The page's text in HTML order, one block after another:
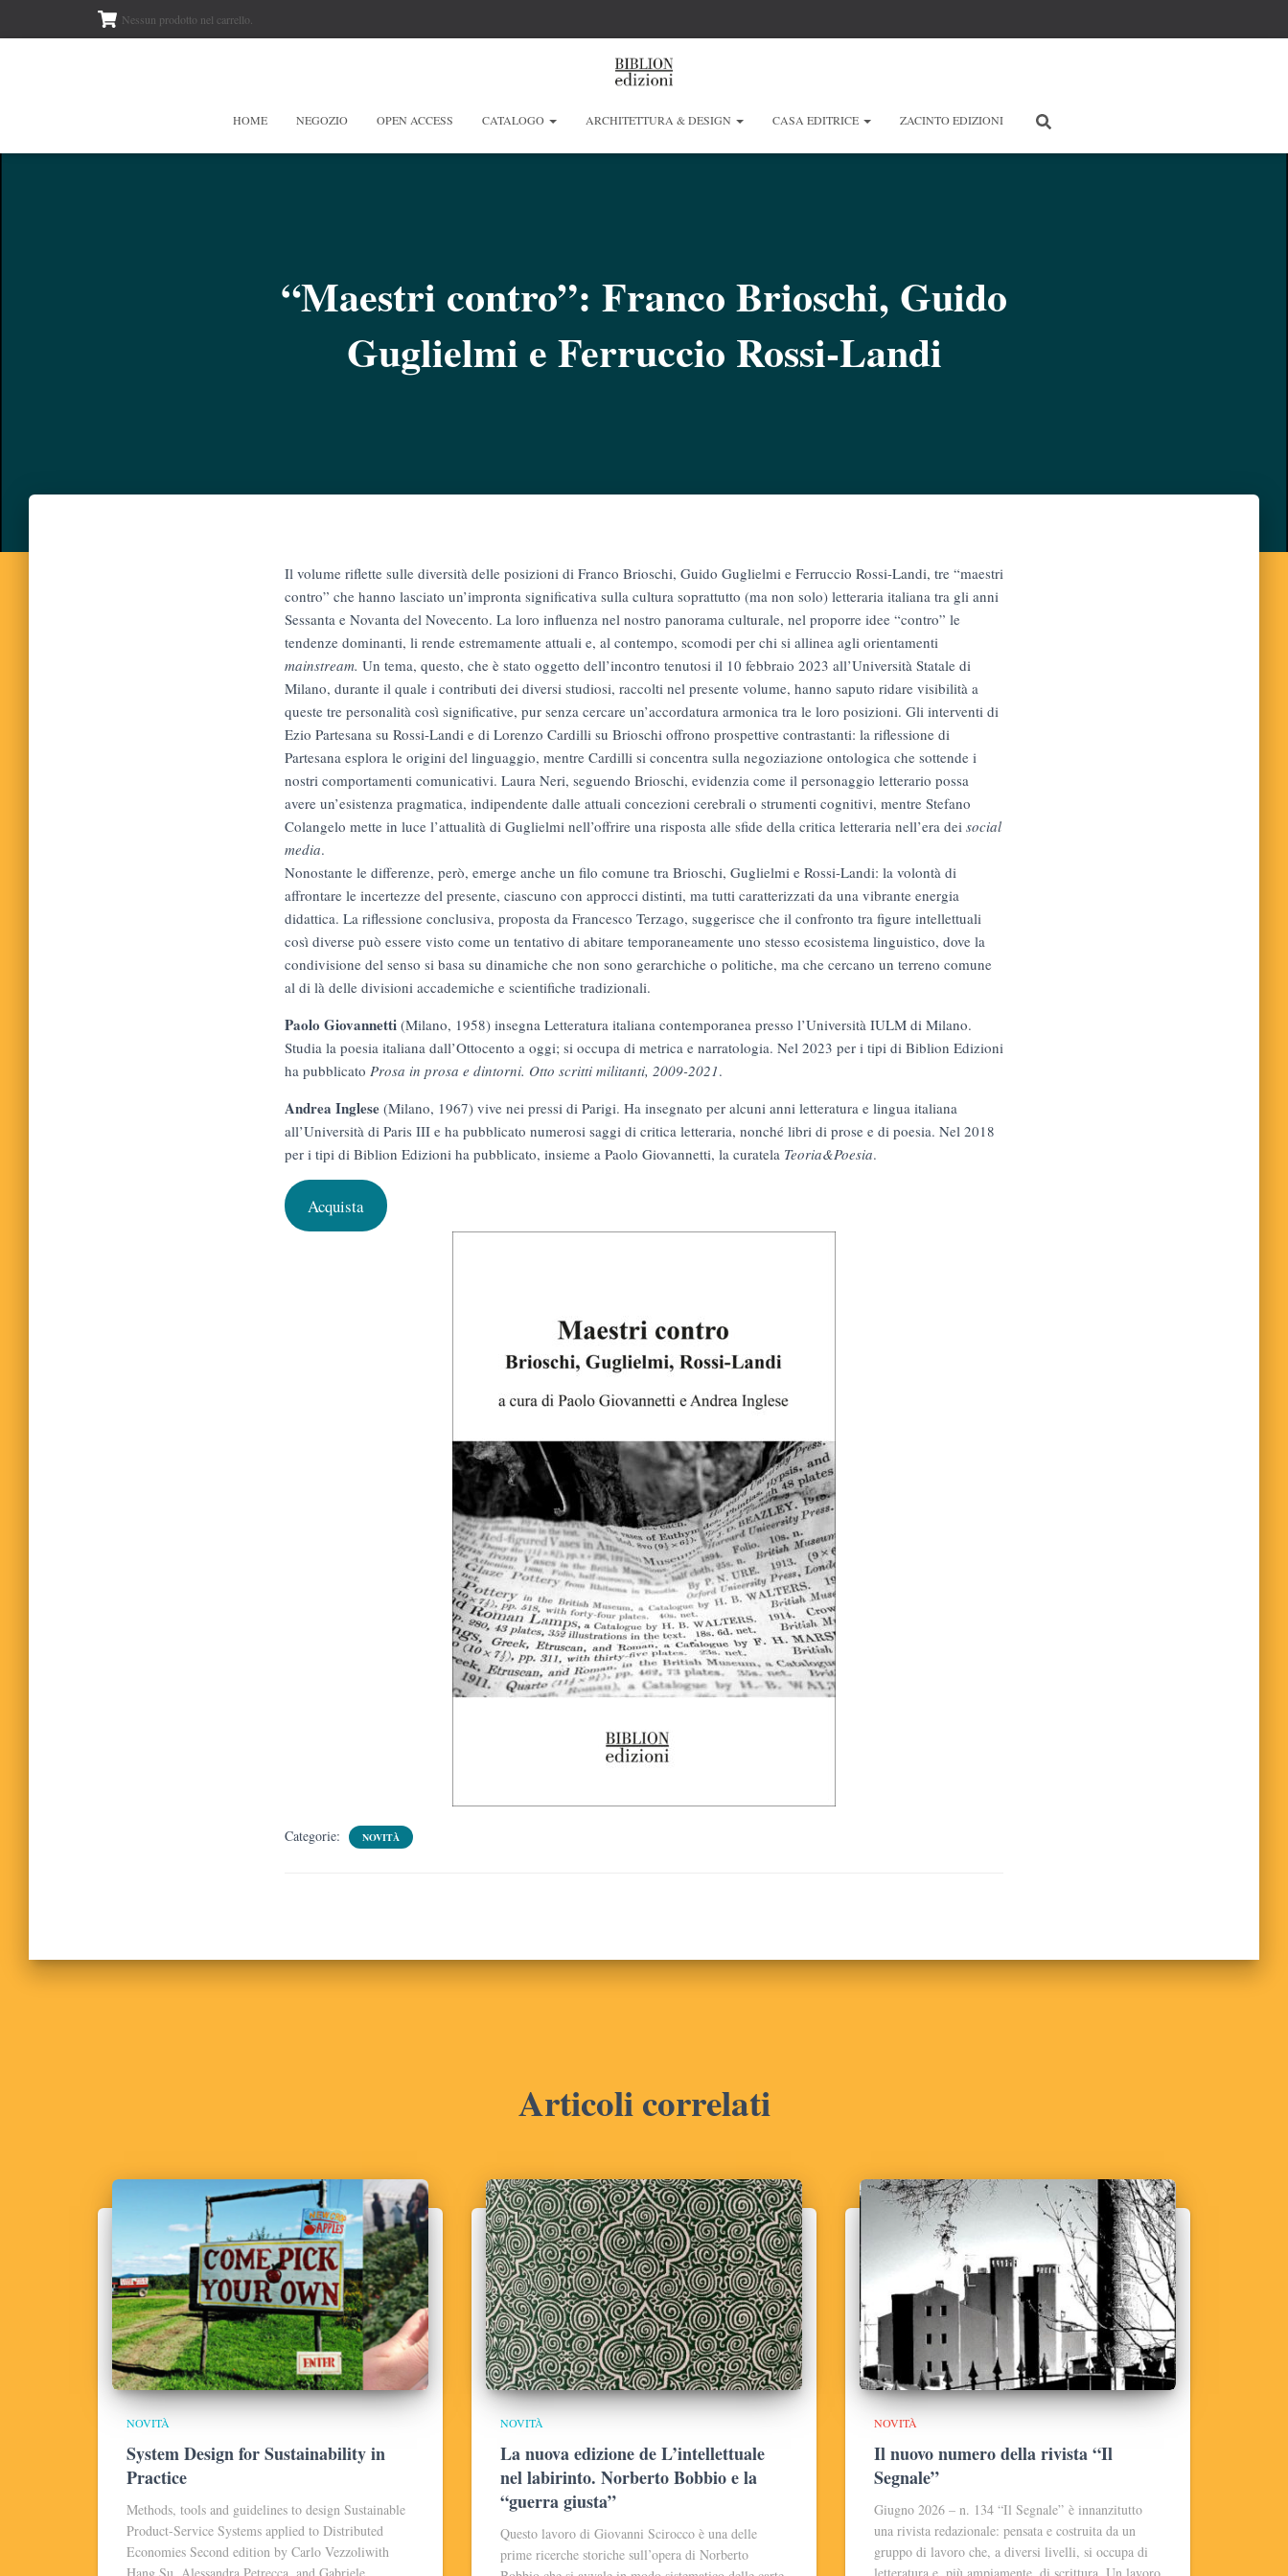
Nessun prodotto nel carrello.
HOME NEGOZIO OPEN ACCESS CATALOGO ARCHITETTURA & DESIGN CASA EDITRICE ZACINTO EDIZIONI
“Maestri contro”: Franco Brioschi, Guido
Guglielmi e Ferruccio Rossi-Landi
Il volume riflette sulle diversità delle posizioni di Franco Brioschi, Guido Guglielmi e Ferruccio Rossi-Landi, tre “maestri
contro” che hanno lasciato un’impronta significativa sulla cultura soprattutto (ma non solo) letteraria italiana tra gli anni
Sessanta e Novanta del Novecento. La loro influenza nel nostro panorama culturale, nel proporre idee “contro” le
tendenze dominanti, li rende estremamente attuali e, al contempo, scomodi per chi si allinea agli orientamenti
mainstream. Un tema, questo, che è stato oggetto dell’incontro tenutosi il 10 febbraio 2023 all’Università Statale di
Milano, durante il quale i contributi dei diversi studiosi, raccolti nel presente volume, hanno saputo ridare visibilità a
queste tre personalità così significative, pur senza cercare un’accordatura armonica tra le loro posizioni. Gli interventi di
Ezio Partesana su Rossi-Landi e di Lorenzo Cardilli su Brioschi offrono prospettive contrastanti: la riflessione di
Partesana esplora le origini del linguaggio, mentre Cardilli si concentra sulla negoziazione ontologica che sottende i
nostri comportamenti comunicativi. Laura Neri, seguendo Brioschi, evidenzia come il personaggio letterario possa
avere un’esistenza pragmatica, indipendente dalle attuali concezioni cerebrali o strumenti cognitivi, mentre Stefano
Colangelo mette in luce l’attualità di Guglielmi nell’offrire una risposta alle sfide della critica letteraria nell’era dei social
media.
Nonostante le differenze, però, emerge anche un filo comune tra Brioschi, Guglielmi e Rossi-Landi: la volontà di
affrontare le incertezze del presente, ciascuno con approcci distinti, ma tutti caratterizzati da una vibrante energia
didattica. La riflessione conclusiva, proposta da Francesco Terzago, suggerisce che il confronto tra figure intellettuali
così diverse può essere visto come un tentativo di abitare temporaneamente uno stesso ecosistema linguistico, dove la
condivisione del senso si basa su dinamiche che non sono gerarchiche o politiche, ma che cercano un terreno comune
al di là delle divisioni accademiche e scientifiche tradizionali.
Paolo Giovannetti (Milano, 1958) insegna Letteratura italiana contemporanea presso l’Università IULM di Milano.
Studia la poesia italiana dall’Ottocento a oggi; si occupa di metrica e narratologia. Nel 2023 per i tipi di Biblion Edizioni
ha pubblicato Prosa in prosa e dintorni. Otto scritti militanti, 2009-2021.
Andrea Inglese (Milano, 1967) vive nei pressi di Parigi. Ha insegnato per alcuni anni letteratura e lingua italiana
all’Università di Paris III e ha pubblicato numerosi saggi di critica letteraria, nonché libri di prose e di poesia. Nel 2018
per i tipi di Biblion Edizioni ha pubblicato, insieme a Paolo Giovannetti, la curatela Teoria&Poesia.
Acquista
Categorie: NOVITÀ
Articoli correlati
NOVITÀ
System Design for Sustainability in
Practice
Methods, tools and guidelines to design Sustainable
Product-Service Systems applied to Distributed
Economies Second edition by Carlo Vezzoliwith
NOVITÀ
La nuova edizione de L’intellettuale
nel labirinto. Norberto Bobbio e la
“guerra giusta”
Questo lavoro di Giovanni Scirocco è una delle
prime ricerche storiche sull’opera di Norberto
NOVITÀ
Il nuovo numero della rivista “Il
Segnale”
Giugno 2026 – n. 134 “Il Segnale” è innanzitutto
una rivista redazionale: pensata e costruita da un
gruppo di lavoro che, a diversi livelli, si occupa di